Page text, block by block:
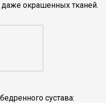
даже окрашенных тканей.
сустава: